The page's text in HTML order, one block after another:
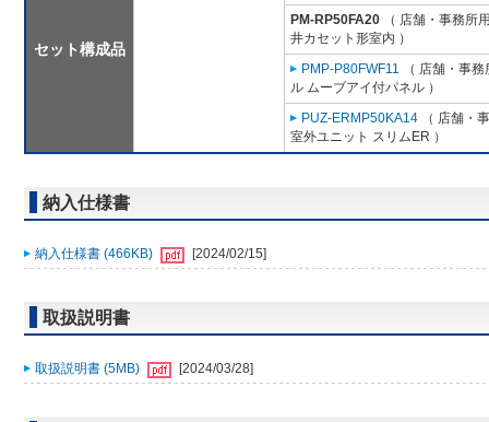
セット構成品
PM-RP50FA20 （ 店舗・事務所
井カセット形室内 ）
PMP-P80FWF11 （ 店舗・事
ル ムーブアイ付パネル ）
PUZ-ERMP50KA14 （ 店舗・
室外ユニット スリムER ）
納入仕様書
納入仕様書 (466KB) [2024/02/15]
取扱説明書
取扱説明書 (5MB) [2024/03/28]